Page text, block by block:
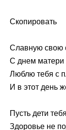
Скопировать
Славную свою
С днем матери
Люблю тебя с
И в этот день
Пусть дети
Здоровье не